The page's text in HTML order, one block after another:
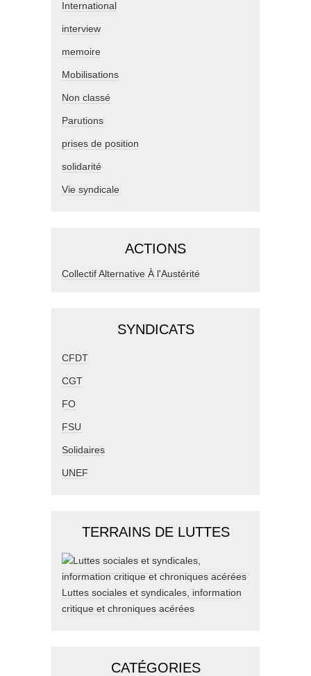
International
interview
memoire
Mobilisations
Non classé
Parutions
prises de position
solidarité
Vie syndicale
ACTIONS
Collectif Alternative À l'Austérité
SYNDICATS
CFDT
CGT
FO
FSU
Solidaires
UNEF
TERRAINS DE LUTTES
Luttes sociales et syndicales, information
critique et chroniques acérées
CATÉGORIES